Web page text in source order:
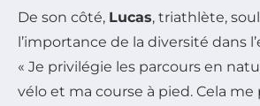
De son côté, Lucas, triathlète,
l’importance de la diversité dans
« Je privilégie les parcours en
vélo et ma course à pied. Cela